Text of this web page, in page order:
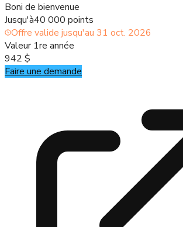
Boni de bienvenue
Jusqu'à40 000 points
Offre valide jusqu'au 31 oct. 2026
Valeur 1re année
942 $
Faire une demande